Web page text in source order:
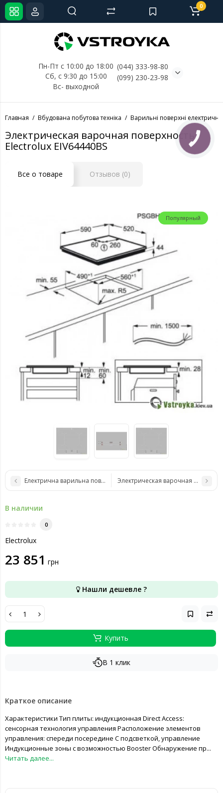
Пн-Пт с 10:00 до 18:00
Сб, с 9:30 до 15:00
Вс- выходной
(044) 333-98-80
(099) 230-23-98
0
Главная Вбудована побутова техніка Варильні поверхні електричні
Электрическая варочная поверхность
Electrolux EIV64440BS
Все о товаре Отзывов (0)
Популярный
Електрична варильна поверхня Electrolux EIS8648
Электрическая варочная
В наличии
0
Electrolux
23 851 грн
Нашли дешевле ?
Купить
В 1 клик
Краткое описание
Характеристики Тип плиты: индукционная Direct Access:
сенсорная технология управления Расположение элементов
управления: спереди посередине С подсветкой, управление
Индукционные зоны с возможностью Booster Обнаружение пр...
Читать далее...
КНОПКА
СВЯЗИ